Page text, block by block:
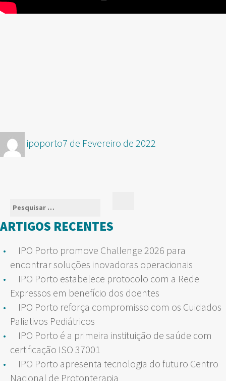
Autor
ipoportoPublicado
7 de Fevereiro de 2022
Pesquisar
por:
ARTIGOS RECENTES
IPO Porto promove Challenge 2026 para
encontrar soluções inovadoras operacionais
IPO Porto estabelece protocolo com a Rede
Expressos em benefício dos doentes
IPO Porto reforça compromisso com os Cuidados
Paliativos Pediátricos
IPO Porto é a primeira instituição de saúde com
certificação ISO 37001
IPO Porto apresenta tecnologia do futuro Centro
Nacional de Protonterapia